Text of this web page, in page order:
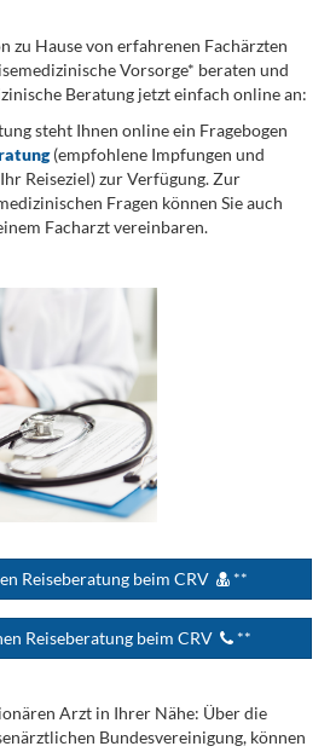
zu Hause von erfahrenen Fachärzten
Vorsorge* beraten und
Beratung jetzt einfach online an:
steht Ihnen online ein Fragebogen
(empfohlene Impfungen und
Reiseziel) zur Verfügung. Zur
Fragen können Sie auch
Facharzt vereinbaren.
Reiseberatung beim CRV **
Reiseberatung beim CRV **
Arzt in Ihrer Nähe: Über die
Bundesvereinigung, können